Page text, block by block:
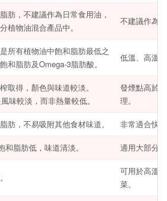
肪，不建議作為日常食用油，
植物油混合產品中。
不建議作為
所有植物油中飽和脂肪最低之
和脂肪及Omega-3脂肪酸。
低溫、高溫
取得，顏色與味道較淡。
味較淡，而非熱量較低。
發煙點高於
理。
肪，不易吸附其他食材味道。 非常適合快
脂肪低，味道清淡。 適用大部分
可用於高溫
菜。